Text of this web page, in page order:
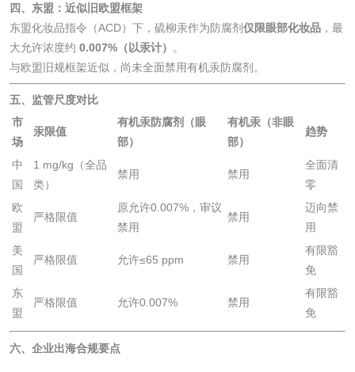
四、东盟：近似旧欧盟框架
东盟化妆品指令（ACD）下，硫柳汞作为防腐剂仅限眼部化妆品 ，最
大允许浓度约 0.007%（以汞计）
。
与欧盟旧规框架近似，尚未全面禁用有机汞防腐剂。
五、监管尺度对比
市
场
汞限值
有机汞防腐剂（眼
部）
有机汞（非眼
部）
趋势
中
国
1 mg/kg（全品
类）
禁用 禁用
全面清
零
欧
盟
严格限值
原允许0.007%，审议
禁用
禁用
迈向禁
用
美
国
严格限值 允许≤65 ppm 禁用
有限豁
免
东
盟
严格限值 允许0.007% 禁用
有限豁
免
六、企业出海合规要点
化工试剂
乳酸钠检测 消泡剂检测
化工助剂检测 涂料助剂检测
化学品检测
工业用氯化铵检测
颜料油墨
油墨检测 凹版油墨和柔印油
墨检测